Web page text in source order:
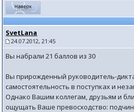
SvetLana
24.07.2012, 21:45
Вы набрали 21 баллов из 30
Вы прирожденный руководитель-
самостоятельность в поступках и
Однако Вашим коллегам, друзьям и
ощущать Ваше превосходство: